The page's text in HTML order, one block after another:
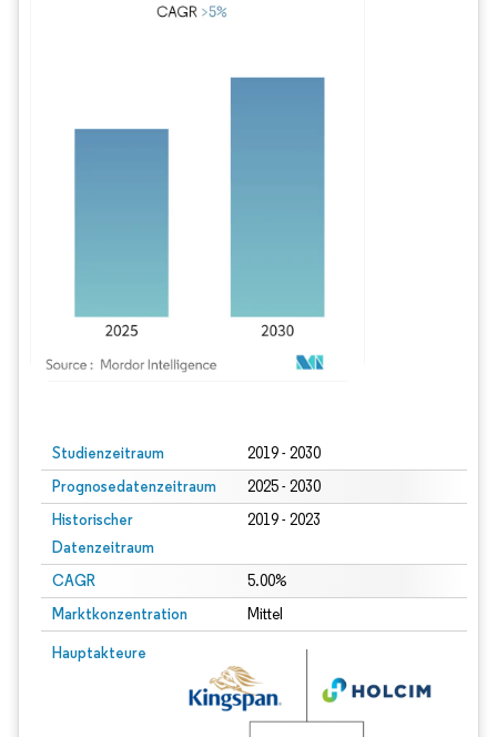
Studienzeitraum 2019 - 2030
Prognosedatenzeitraum 2025 - 2030
Historischer
Datenzeitraum
2019 - 2023
CAGR 5.00%
Marktkonzentration Mittel
Hauptakteure